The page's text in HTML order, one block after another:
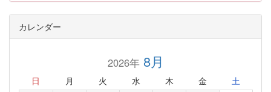
カレンダー
2026年8月
日 月 火 水 木 金 土